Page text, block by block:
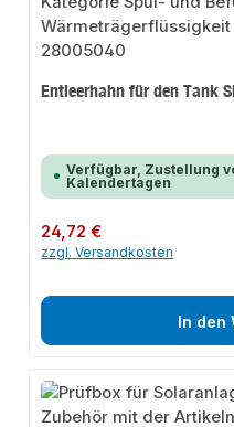
Entleerhahn für den Tank
Verfügbar, Zustellung
Kalendertagen
Regulärer Preis:
24,72 €
zzgl. Versandkosten
In den